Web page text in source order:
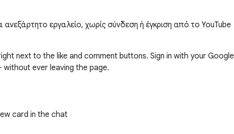
εργαλείο, χωρίς σύνδεση ή έγκριση από το YouTube
next to the like and comment buttons. Sign in with your Google
ever leaving the page.
card in the chat